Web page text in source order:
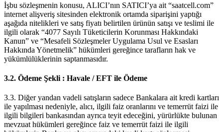
İşbu sözleşmenin konusu, ALICI’nın SATICI’ya ait “saatcell.com”
internet alişveriş sitesinden elektronik ortamda siparişini yaptığı
aşağıda nitelikleri ve satış fiyatı belirtilen ürünün satışı ve teslimi ile
ilgili olarak “4077 Sayılı Tüketicilerin Korunması Hakkındaki
Kanun” ve “Mesafeli Sözleşmeler Uygulama Usul ve Esasları
Hakkında Yönetmelik” hükümleri gereğince tarafların hak ve
yükümlülüklerinin saptanmasıdır.
3.2. Ödeme Şekli : Havale / EFT ile Ödeme
3.3. Diğer yandan vadeli satışların sadece Bankalara ait kredi kartları
ile yapılması nedeniyle, alıcı, ilgili faiz oranlarını ve temerrüt faizi ile
ilgili bilgileri bankasından ayrıca teyit edeceğini, yürürlükte bulunan
mevzuat hükümleri gereğince faiz ve temerrüt faizi ile ilgili